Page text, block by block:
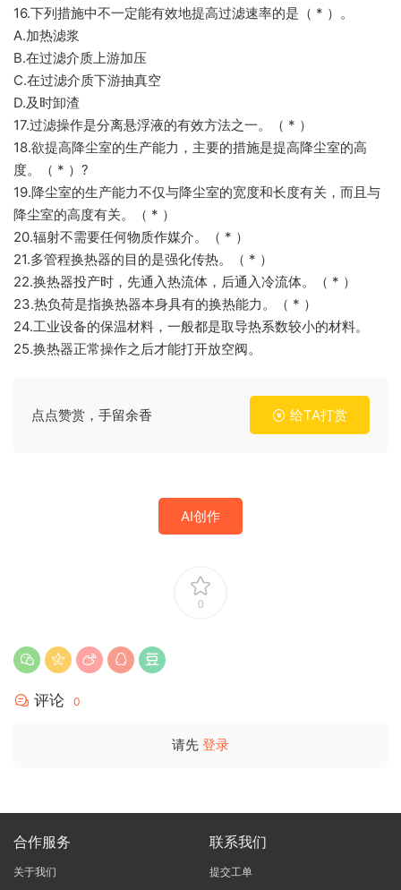
16.下列措施中不一定能有效地提高过滤速率的是（ * ）。
A.加热滤浆
B.在过滤介质上游加压
C.在过滤介质下游抽真空
D.及时卸渣
17.过滤操作是分离悬浮液的有效方法之一。（ * ）
18.欲提高降尘室的生产能力，主要的措施是提高降尘室的高
度。（ * ）?
19.降尘室的生产能力不仅与降尘室的宽度和长度有关，而且与
降尘室的高度有关。（ * ）
20.辐射不需要任何物质作媒介。（ * ）
21.多管程换热器的目的是强化传热。（ * ）
22.换热器投产时，先通入热流体，后通入冷流体。（ * ）
23.热负荷是指换热器本身具有的换热能力。（ * ）
24.工业设备的保温材料，一般都是取导热系数较小的材料。
25.换热器正常操作之后才能打开放空阀。
点点赞赏，手留余香 给TA打赏
AI创作
0
评论 0
请先 登录
合作服务
关于我们
联系我们
提交工单